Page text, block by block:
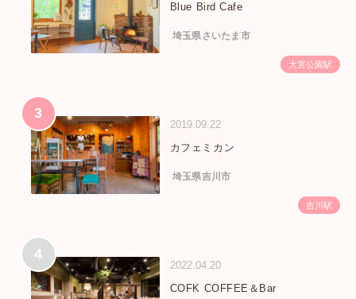
Blue Bird Cafe
埼玉県さいたま市
大宮公園駅
3
2019.09.22
カフェミカン
埼玉県吉川市
吉川駅
4
2022.04.20
COFK COFFEE＆Bar